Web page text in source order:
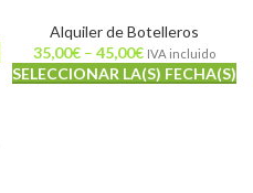
Alquiler de Botelleros
35,00€ – 45,00€ IVA incluido
SELECCIONAR LA(S) FECHA(S)